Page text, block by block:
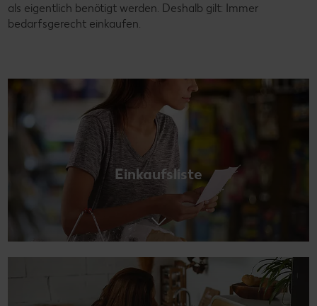
als eigentlich benötigt werden. Deshalb gilt: Immer
bedarfsgerecht einkaufen.
Einkaufsliste